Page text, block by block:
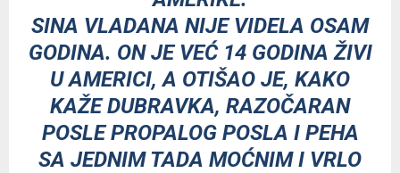
SINA VLADANA NIJE VIDELA OSAM
GODINA. ON JE VEĆ 14 GODINA ŽIVI
U AMERICI, A OTIŠAO JE, KAKO
KAŽE DUBRAVKA, RAZOČARAN
POSLE PROPALOG POSLA I PEHA
SA JEDNIM TADA MOĆNIM I VRLO